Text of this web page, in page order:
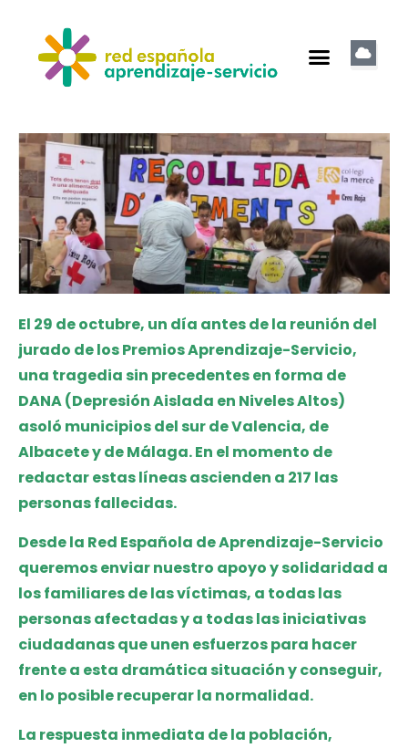
El 29 de octubre, un día antes de la reunión del
jurado de los Premios Aprendizaje-Servicio,
una tragedia sin precedentes en forma de
DANA (Depresión Aislada en Niveles Altos)
asoló municipios del sur de Valencia, de
Albacete y de Málaga. En el momento de
redactar estas líneas ascienden a 217 las
personas fallecidas.
Desde la Red Española de Aprendizaje-Servicio
queremos enviar nuestro apoyo y solidaridad a
los familiares de las víctimas, a todas las
personas afectadas y a todas las iniciativas
ciudadanas que unen esfuerzos para hacer
frente a esta dramática situación y conseguir,
en lo posible recuperar la normalidad.
La respuesta inmediata de la población,